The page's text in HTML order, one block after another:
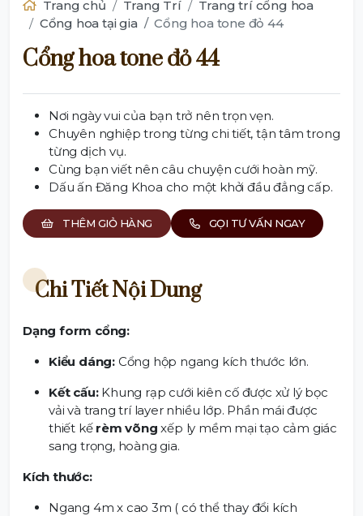
Trang chủ Trang Trí
Trang trí cổng hoa
Cổng hoa tại gia
Cổng hoa tone đỏ 44
Cổng hoa tone đỏ 44
Nơi ngày vui của bạn trở nên trọn vẹn.
Chuyên nghiệp trong từng chi tiết, tận tâm trong
từng dịch vụ.
Cùng bạn viết nên câu chuyện cưới hoàn mỹ.
Dấu ấn Đăng Khoa cho một khởi đầu đẳng cấp.
THÊM GIỎ HÀNG GỌI TƯ VẤN NGAY
Chi Tiết Nội Dung
Dạng form cổng:
Kiểu dáng: Cổng hộp ngang kích thước lớn.
Kết cấu:Khung rạp cưới kiên cố được xử lý bọc
vải và trang trí layer nhiều lớp. Phần mái được
thiết kế rèm võngxếp ly mềm mại tạo cảm giác
sang trọng, hoàng gia.
Kích thước:
Ngang 4m x cao 3m ( có thể thay đổi kích